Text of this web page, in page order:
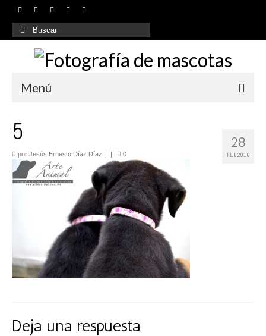
Buscar
por:
Menú
Nuestros servicios
Blog
28
FEB 2016
5
por Jesús Ernesto Díaz Díaz | | 0
Deja una respuesta